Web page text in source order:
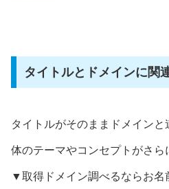
タイトルとドメインに関
タイトルがそのままドメイン
体のテーマやコンセプトがさら
▼取得ドメイン調べるならお名